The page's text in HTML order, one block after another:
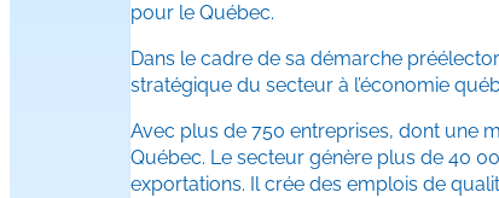
pour le Québec.
Dans le cadre de sa démarche
stratégique du secteur à l’économie
Avec plus de 750 entreprises, dont une
Québec. Le secteur génère plus de 40
exportations. Il crée des emplois de